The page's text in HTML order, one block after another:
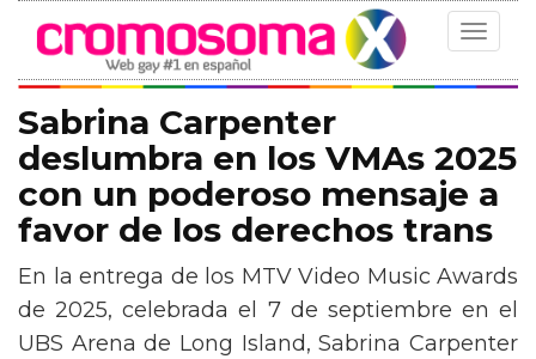
Toggle
Sabrina Carpenter
deslumbra en los VMAs 2025
con un poderoso mensaje a
favor de los derechos trans
En la entrega de los MTV Video Music Awards
de 2025, celebrada el 7 de septiembre en el
UBS Arena de Long Island, Sabrina Carpenter